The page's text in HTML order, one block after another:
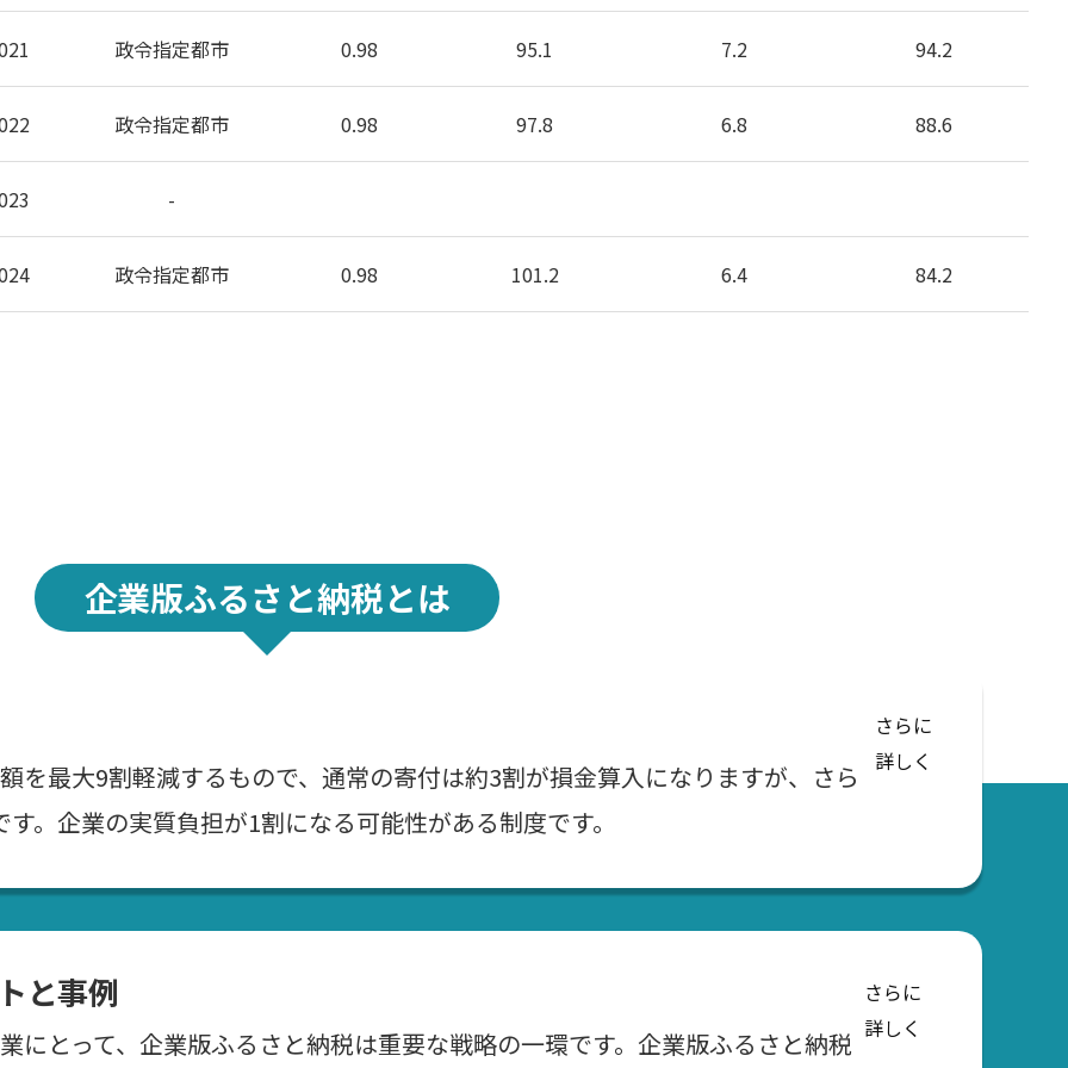
政令指定都市 0.98 95.1 7.2 94.2
政令指定都市 0.98 97.8 6.8 88.6
-
政令指定都市 0.98 101.2 6.4 84.2
企業版ふるさと納税とは
を最大9割軽減するもので、通常の寄付は約3割が損金算入になりますが、さら
。企業の実質負担が1割になる可能性がある制度です。
さらに
詳しく
と事例
にとって、企業版ふるさと納税は重要な戦略の一環です。企業版ふるさと納税
さらに
詳しく